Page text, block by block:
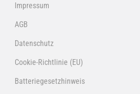
Impressum
AGB
Datenschutz
Cookie-Richtlinie (EU)
Batteriegesetzhinweis